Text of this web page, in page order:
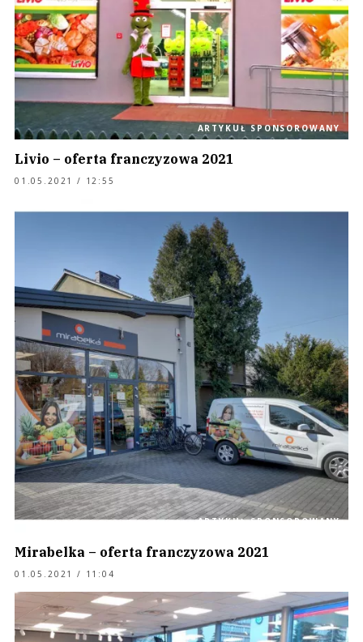
ARTYKUŁ SPONSOROWANY
Livio – oferta franczyzowa 2021
01.05.2021 / 12:55
ARTYKUŁ SPONSOROWANY
Mirabelka – oferta franczyzowa 2021
01.05.2021 / 11:04